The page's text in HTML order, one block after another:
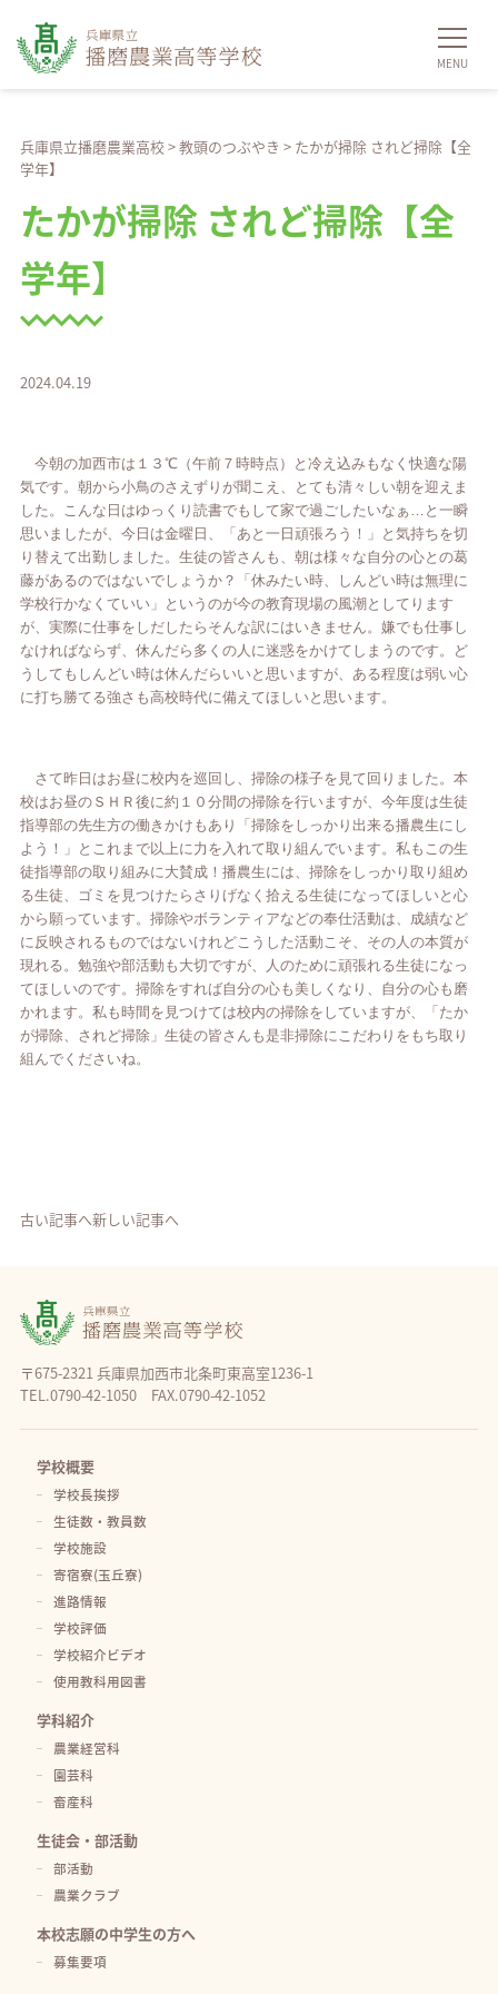
兵庫県立播磨農業高校>教頭のつぶやき > たかが掃除 されど掃除【全
学年】
たかが掃除 されど掃除【全
学年】
2024.04.19
今朝の加西市は１３℃（午前７時時点）と冷え込みもなく快適な陽
気です。朝から小鳥のさえずりが聞こえ、とても清々しい朝を迎えま
した。こんな日はゆっくり読書でもして家で過ごしたいなぁ…と一瞬
思いましたが、今日は金曜日、「あと一日頑張ろう！」と気持ちを切
り替えて出勤しました。生徒の皆さんも、朝は様々な自分の心との葛
藤があるのではないでしょうか？「休みたい時、しんどい時は無理に
学校行かなくていい」というのが今の教育現場の風潮としてります
が、実際に仕事をしだしたらそんな訳にはいきません。嫌でも仕事し
なければならず、休んだら多くの人に迷惑をかけてしまうのです。ど
うしてもしんどい時は休んだらいいと思いますが、ある程度は弱い心
に打ち勝てる強さも高校時代に備えてほしいと思います。
さて昨日はお昼に校内を巡回し、掃除の様子を見て回りました。本
校はお昼のＳＨＲ後に約１０分間の掃除を行いますが、今年度は生徒
指導部の先生方の働きかけもあり「掃除をしっかり出来る播農生にし
よう！」とこれまで以上に力を入れて取り組んでいます。私もこの生
徒指導部の取り組みに大賛成！播農生には、掃除をしっかり取り組め
る生徒、ゴミを見つけたらさりげなく拾える生徒になってほしいと心
から願っています。掃除やボランティアなどの奉仕活動は、成績など
に反映されるものではないけれどこうした活動こそ、その人の本質が
現れる。勉強や部活動も大切ですが、人のために頑張れる生徒になっ
てほしいのです。掃除をすれば自分の心も美しくなり、自分の心も磨
かれます。私も時間を見つけては校内の掃除をしていますが、「たか
が掃除、されど掃除」生徒の皆さんも是非掃除にこだわりをもち取り
組んでくださいね。
古い記事へ新しい記事へ
〒675-2321 兵庫県加西市北条町東高室1236-1
TEL.0790-42-1050 FAX.0790-42-1052
学校概要
学校長挨拶
生徒数・教員数
学校施設
寄宿寮(玉丘寮)
進路情報
学校評価
学校紹介ビデオ
使用教科用図書
学科紹介
農業経営科
園芸科
畜産科
生徒会・部活動
部活動
農業クラブ
本校志願の中学生の方へ
募集要項